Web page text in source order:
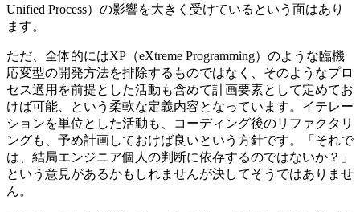
Unified Process）の影響を大きく受けているという面はあり
ます。
ただ、全体的にはXP（eXtreme Programming）のような臨機
応変型の開発方法を排除するものではなく、そのようなプロ
セス適用を前提とした活動も含めて計画要素として定めてお
けば可能、という柔軟な定義内容となっています。イテレー
ションを単位とした活動も、コーディング後のリファクタリ
ングも、予め計画しておけば良いという方針です。「それで
は、結局エンジニア個人の判断に依存するのではないか？」
という意見があるかもしれませんが決してそうではありませ
ん。